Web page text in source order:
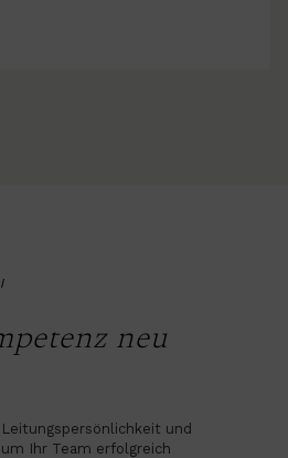
neu
und
Ihr Team erfolgreich